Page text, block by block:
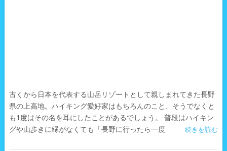
古くから日本を代表する山岳リゾートとして親しまれてきた長野
県の上高地。ハイキング愛好家はもちろんのこと、そうでなくと
も1度はその名を耳にしたことがあるでしょう。 普段はハイキン
グや山歩きに縁がなくても「長野に行ったら一度
続きを読む